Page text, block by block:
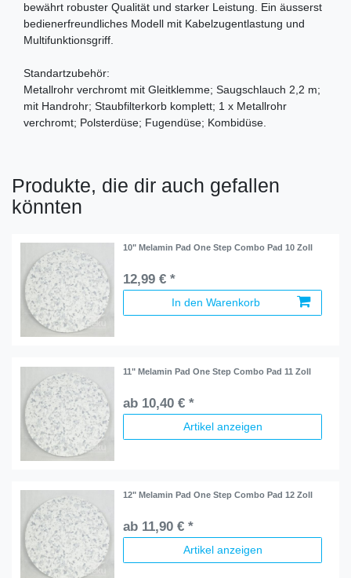
bewährt robuster Qualität und starker Leistung. Ein äusserst
bedienerfreundliches Modell mit Kabelzugentlastung und
Multifunktionsgriff.
Standartzubehör:
Metallrohr verchromt mit Gleitklemme; Saugschlauch 2,2 m;
mit Handrohr; Staubfilterkorb komplett; 1 x Metallrohr
verchromt; Polsterdüse; Fugendüse; Kombidüse.
Produkte, die dir auch gefallen
könnten
10" Melamin Pad One Step Combo Pad 10 Zoll
12,99 € *
In den Warenkorb
11" Melamin Pad One Step Combo Pad 11 Zoll
ab 10,40 € *
Artikel anzeigen
12" Melamin Pad One Step Combo Pad 12 Zoll
ab 11,90 € *
Artikel anzeigen